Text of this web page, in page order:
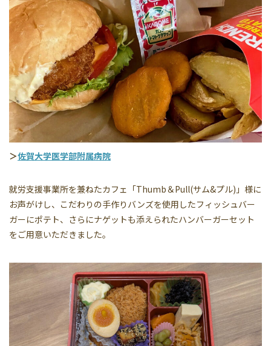
＞佐賀大学医学部附属病院
就労支援事業所を兼ねたカフェ「Thumb＆Pull(サム&プル)」様に
お声がけし、こだわりの手作りバンズを使用したフィッシュバー
ガーにポテト、さらにナゲットも添えられたハンバーガーセット
をご用意いただきました。